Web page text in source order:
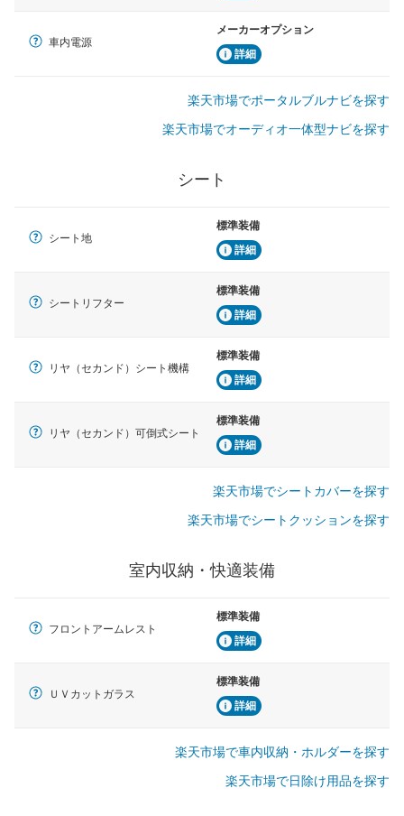
車内電源
メーカーオプション
詳細
楽天市場でポータルブルナビを探す
楽天市場でオーディオ一体型ナビを探す
シート
シート地
標準装備
詳細
シートリフター
標準装備
詳細
リヤ（セカンド）シート機構
標準装備
詳細
リヤ（セカンド）可倒式シート
標準装備
詳細
楽天市場でシートカバーを探す
楽天市場でシートクッションを探す
室内収納・快適装備
フロントアームレスト
標準装備
詳細
ＵＶカットガラス
標準装備
詳細
楽天市場で車内収納・ホルダーを探す
楽天市場で日除け用品を探す